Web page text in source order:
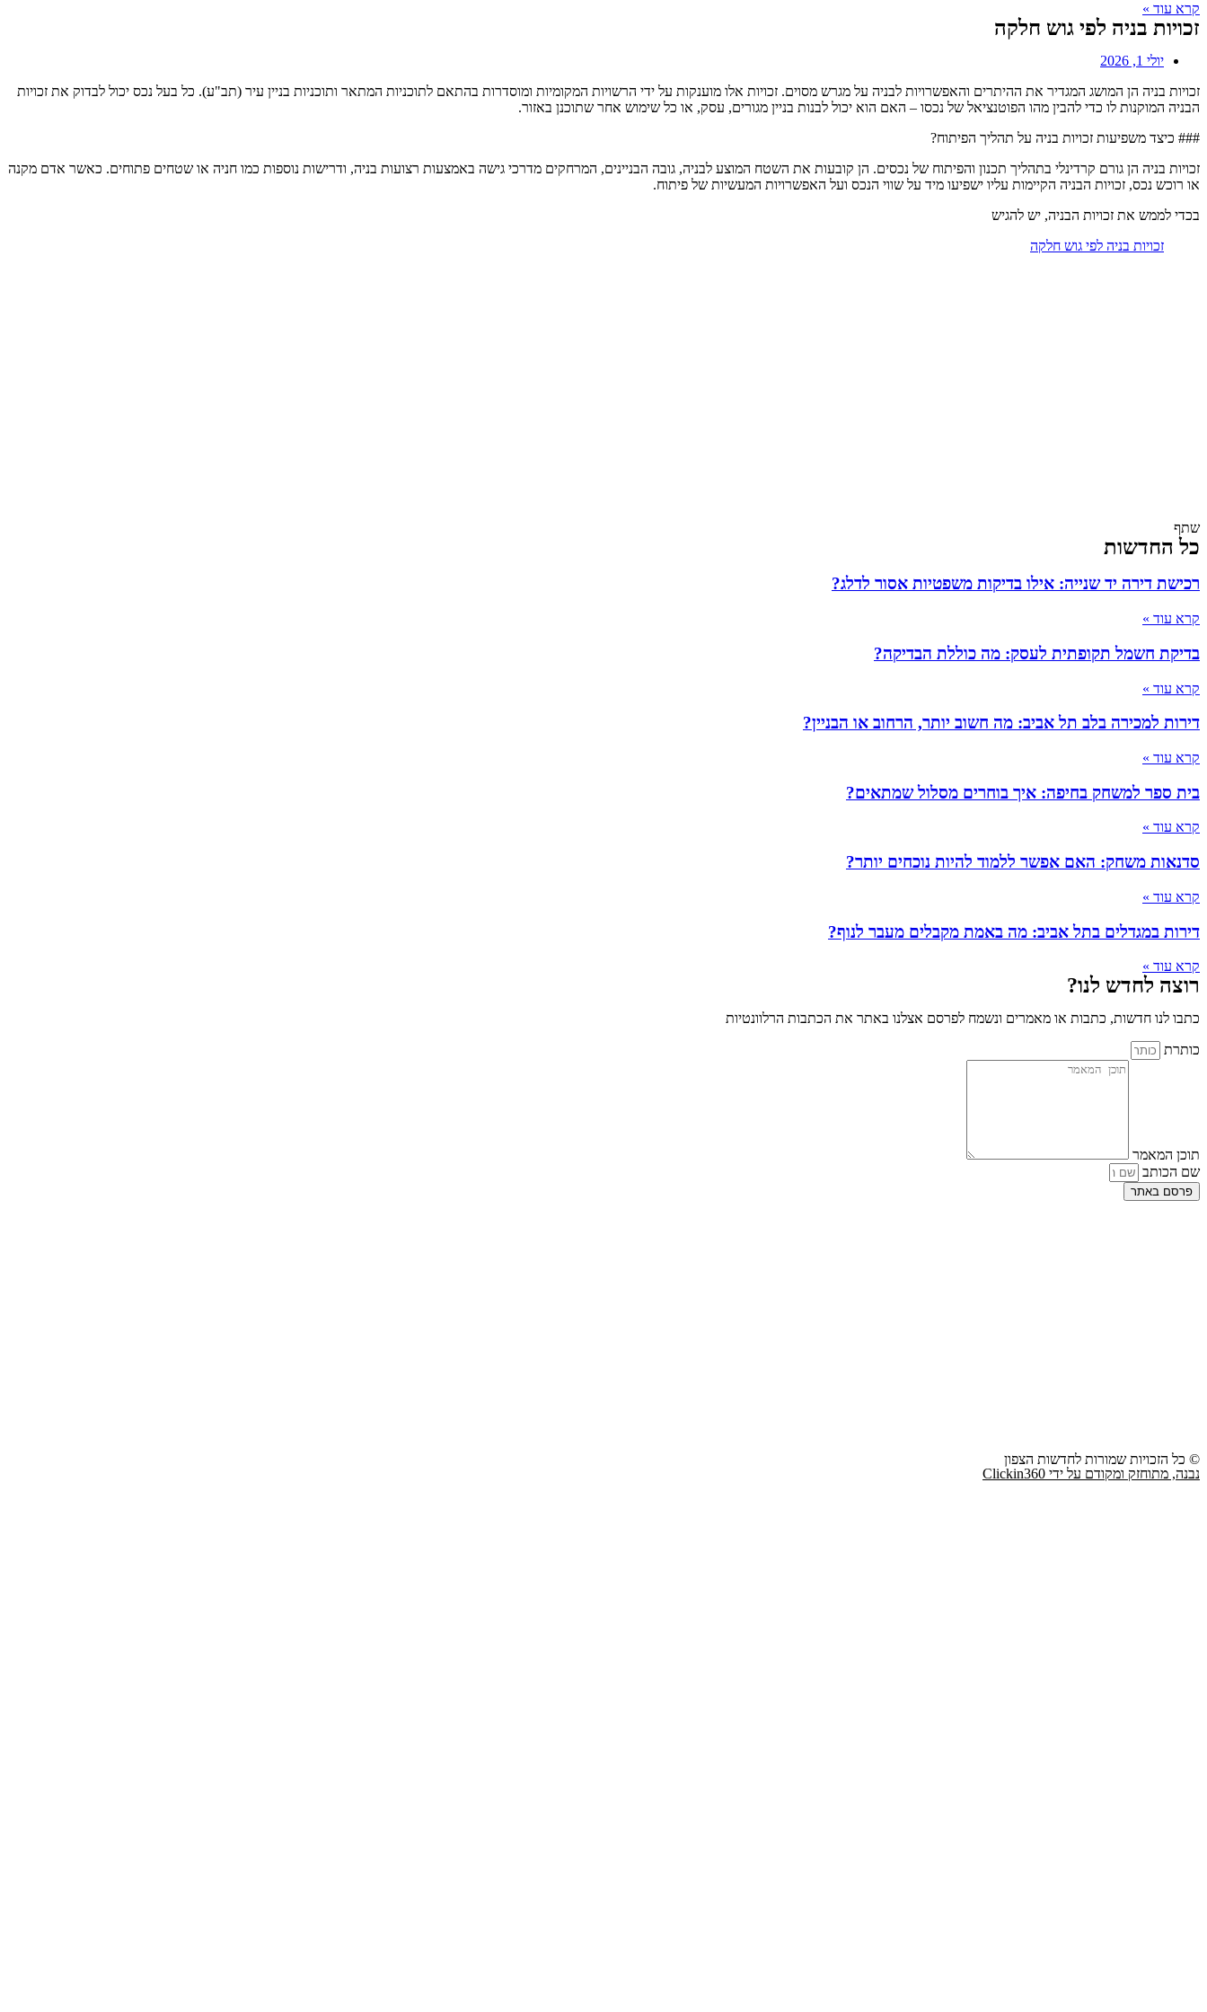
קרא עוד »
זכויות בניה לפי גוש חלקה
יולי 1, 2026
זכויות בניה הן המושג המגדיר את ההיתרים והאפשרויות לבניה על מגרש מסוים. זכויות אלו מוענקות על ידי הרשויות המקומיות ומוסדרות בהתאם לתוכניות המתאר ותוכניות בניין עיר (תב"ע). כל בעל נכס יכול לבדוק את זכויות
הבניה המוקנות לו כדי להבין מהו הפוטנציאל של נכסו – האם הוא יכול לבנות בניין מגורים, עסק, או כל שימוש אחר שתוכנן באזור.
### כיצד משפיעות זכויות בניה על תהליך הפיתוח?
זכויות בניה הן גורם קרדינלי בתהליך תכנון והפיתוח של נכסים. הן קובעות את השטח המוצע לבניה, גובה הבניינים, המרחקים מדרכי גישה באמצעות רצועות בניה, ודרישות נוספות כמו חניה או שטחים פתוחים. כאשר אדם מקנה
או רוכש נכס, זכויות הבניה הקיימות עליו ישפיעו מיד על שווי הנכס ועל האפשרויות המעשיות של פיתוח.
בכדי לממש את זכויות הבניה, יש להגיש
זכויות בניה לפי גוש חלקה
שתף
כל החדשות
רכישת דירה יד שנייה: אילו בדיקות משפטיות אסור לדלג?
קרא עוד »
בדיקת חשמל תקופתית לעסק: מה כוללת הבדיקה?
קרא עוד »
דירות למכירה בלב תל אביב: מה חשוב יותר, הרחוב או הבניין?
קרא עוד »
בית ספר למשחק בחיפה: איך בוחרים מסלול שמתאים?
קרא עוד »
סדנאות משחק: האם אפשר ללמוד להיות נוכחים יותר?
קרא עוד »
דירות במגדלים בתל אביב: מה באמת מקבלים מעבר לנוף?
קרא עוד »
רוצה לחדש לנו?
כתבו לנו חדשות, כתבות או מאמרים ונשמח לפרסם אצלנו באתר את הכתבות הרלוונטיות
כותרת
תוכן המאמר
שם הכותב
פרסם באתר
© כל הזכויות שמורות לחדשות הצפון
נבנה, מתוחזק ומקודם על ידי Clickin360